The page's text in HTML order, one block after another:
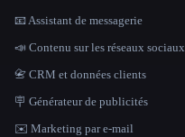
📧 Assistant de messagerie
📣 Contenu sur les réseaux sociaux
📇 CRM et données clients
🪧 Générateur de publicités
✉️ Marketing par e-mail